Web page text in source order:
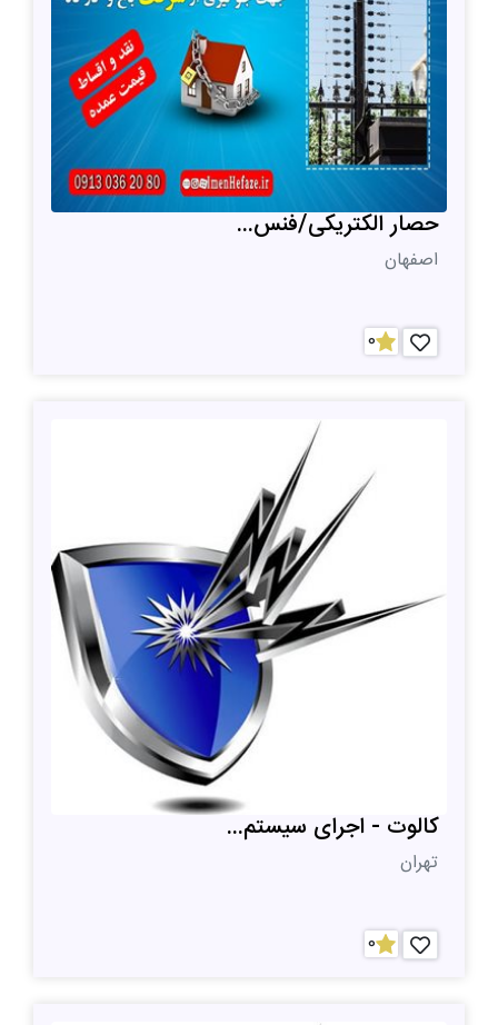
حصار الکتریکی/فنس...
اصفهان
0
کالوت - اجرای سیستم...
تهران
0